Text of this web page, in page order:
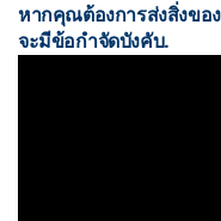
หากคุณต้องการส่งสิ่งขอ
จะมีข้อกำจัดบังคับ.